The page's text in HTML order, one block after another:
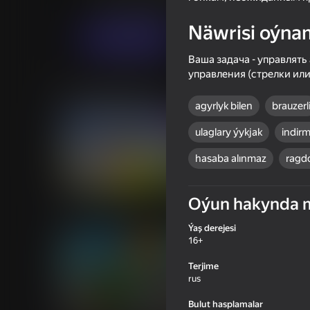
Огланлар үчүн Holystick
The Long Way
49
Näwrisi
Ваша задача -
управления (стрелки
agyrlyk bilen brauzerli
ulaglary ýykjak
hasaba alınmaz
Oýun hakynda
Ýaş derejesi
16+
Terjime
rus
Bulut hasplamalar